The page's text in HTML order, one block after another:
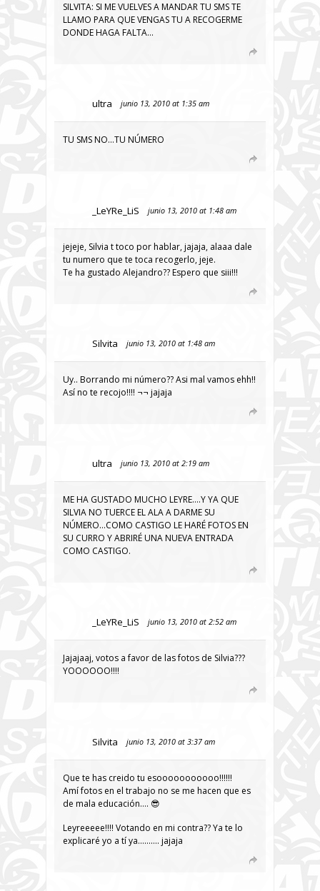
SILVITA: SI ME VUELVES A MANDAR TU SMS TE
LLAMO PARA QUE VENGAS TU A RECOGERME
DONDE HAGA FALTA…
ultra junio 13, 2010 at 1:35 am
TU SMS NO…TU NÚMERO
_LeYRe_LiS junio 13, 2010 at 1:48 am
jejeje, Silvia t toco por hablar, jajaja, alaaa dale
tu numero que te toca recogerlo, jeje.
Te ha gustado Alejandro?? Espero que siii!!!
Silvita junio 13, 2010 at 1:48 am
Uy.. Borrando mi número?? Asi mal vamos ehh!!
Así no te recojo!!!! ¬¬ jajaja
ultra junio 13, 2010 at 2:19 am
ME HA GUSTADO MUCHO LEYRE….Y YA QUE
SILVIA NO TUERCE EL ALA A DARME SU
NÚMERO…COMO CASTIGO LE HARÉ FOTOS EN
SU CURRO Y ABRIRÉ UNA NUEVA ENTRADA
COMO CASTIGO.
_LeYRe_LiS junio 13, 2010 at 2:52 am
Jajajaaj, votos a favor de las fotos de Silvia???
YOOOOOO!!!!
Silvita junio 13, 2010 at 3:37 am
Que te has creido tu esooooooooooo!!!!!!
Amí fotos en el trabajo no se me hacen que es
de mala educación…. 😎
Leyreeeee!!!! Votando en mi contra?? Ya te lo
explicaré yo a tí ya………. jajaja